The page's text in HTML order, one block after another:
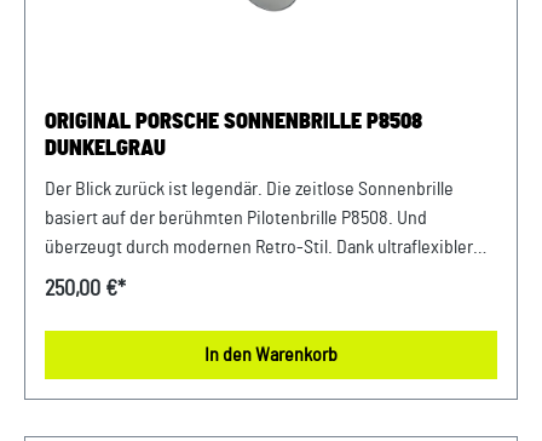
ORIGINAL PORSCHE SONNENBRILLE P´8508
DUNKELGRAU
Der Blick zurück ist legendär. Die zeitlose Sonnenbrille
basiert auf der berühmten Pilotenbrille P´8508. Und
überzeugt durch modernen Retro-Stil. Dank ultraflexibler
Bügel ist sie außerdem angenehm zu tragen Details:
mm x 150 mm x 50 mm Material- und Pflegehinweise: 100 %
EdelstahlNur mit einem Mikrofasertuch reinigen. Farbe:
250,00 €*
In den Warenkorb